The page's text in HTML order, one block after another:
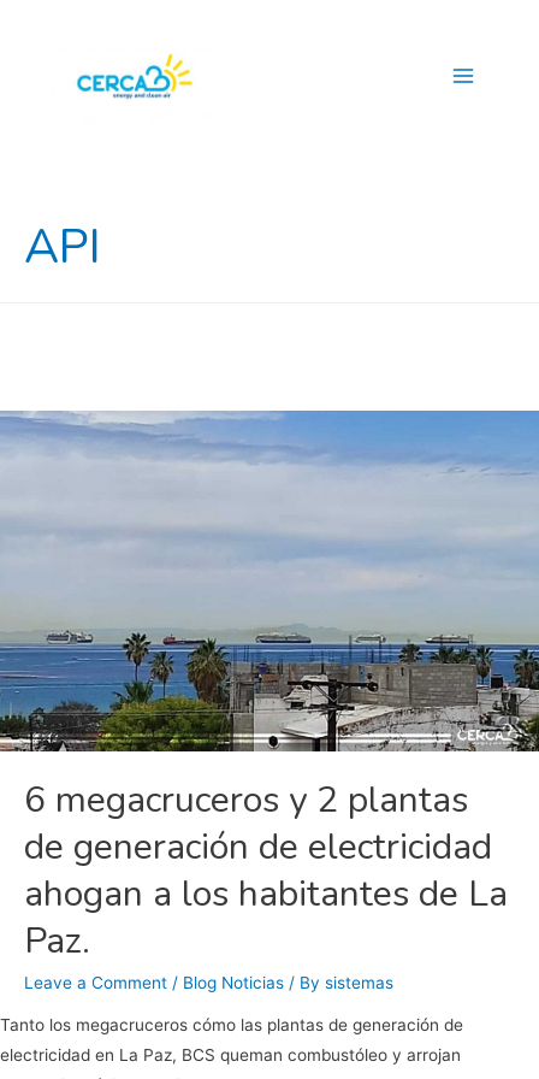
API
6 megacruceros y 2 plantas
de generación de electricidad
ahogan a los habitantes de La
Paz.
Leave a Comment / Blog Noticias / By sistemas
Tanto los megacruceros cómo las plantas de generación de
electricidad en La Paz, BCS queman combustóleo y arrojan